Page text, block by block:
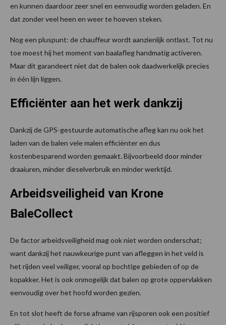
en kunnen daardoor zeer snel en eenvoudig worden geladen. En
dat zonder veel heen en weer te hoeven steken.
Nog een pluspunt: de chauffeur wordt aanzienlijk ontlast. Tot nu
toe moest hij het moment van baalafleg handmatig activeren.
Maar dit garandeert niet dat de balen ook daadwerkelijk precies
in één lijn liggen.
Efficiënter aan het werk dankzij
Dankzij de GPS-gestuurde automatische afleg kan nu ook het
laden van de balen vele malen efficiënter en dus
kostenbesparend worden gemaakt. Bijvoorbeeld door minder
draaiuren, minder dieselverbruik en minder werktijd.
Arbeidsveiligheid van Krone
BaleCollect
De factor arbeidsveiligheid mag ook niet worden onderschat;
want dankzij het nauwkeurige punt van afleggen in het veld is
het rijden veel veiliger, vooral op bochtige gebieden of op de
kopakker. Het is ook onmogelijk dat balen op grote oppervlakken
eenvoudig over het hoofd worden gezien.
En tot slot heeft de forse afname van rijsporen ook een positief